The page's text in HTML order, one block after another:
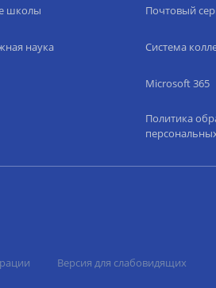
школы
наука
Почтовый
Система
Microsoft 365
Политика
Версия для слабовидящих